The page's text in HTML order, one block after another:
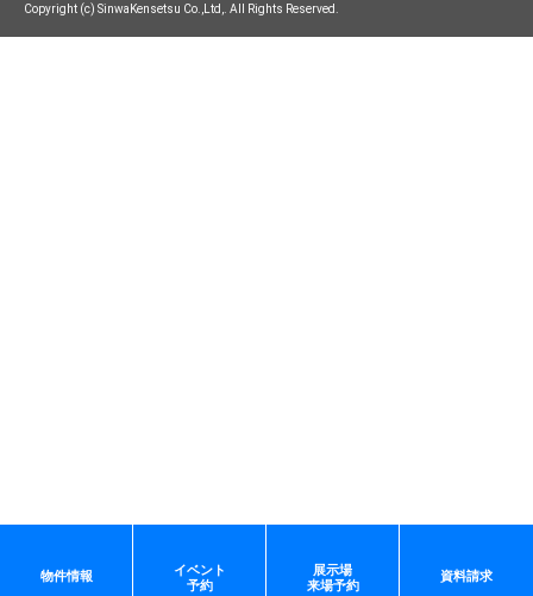
Copyright (c) SinwaKensetsu Co.,Ltd,. All Rights Reserved.
物件情報
イベント
予約
展示場
来場予約
資料請求